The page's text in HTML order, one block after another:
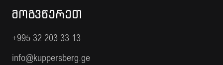
ᲛᲝᲒᲕᲬᲔᲠᲔᲗ
+995 32 203 33 13
info@kuppersberg.ge